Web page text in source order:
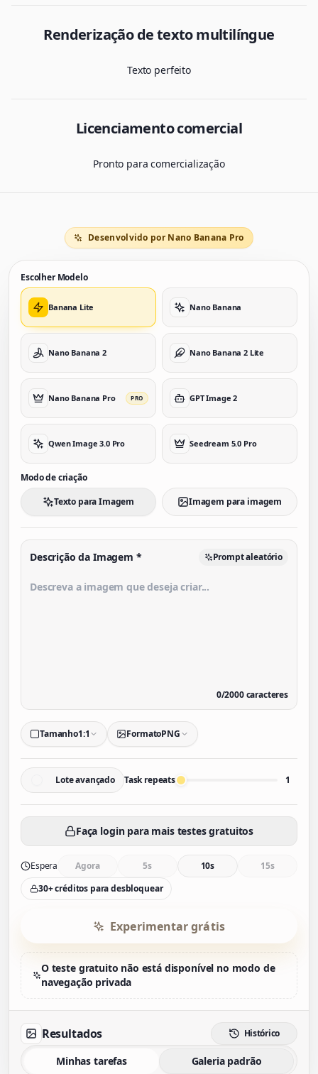
Renderização de texto multilíngue
Texto perfeito
Licenciamento comercial
Pronto para comercialização
Desenvolvido por Nano Banana Pro
Escolher Modelo
Banana Lite Nano Banana
Nano Banana 2 Nano Banana 2 Lite
Nano Banana Pro PRO GPT Image 2
Qwen Image 3.0 Pro Seedream 5.0 Pro
Modo de criação
Texto para Imagem
Imagem para imagem
Descrição da Imagem * Prompt aleatório
0/2000caracteres
Tamanho1:1 FormatoPNG
Lote avançado Task repeats 1
Faça login para mais testes gratuitos
Espera Agora 5s 10s
15s
30+ créditos para desbloquear
Experimentar grátis
O teste gratuito não está disponível no modo de
navegação privada
Resultados Histórico
Minhas tarefas Galeria padrão